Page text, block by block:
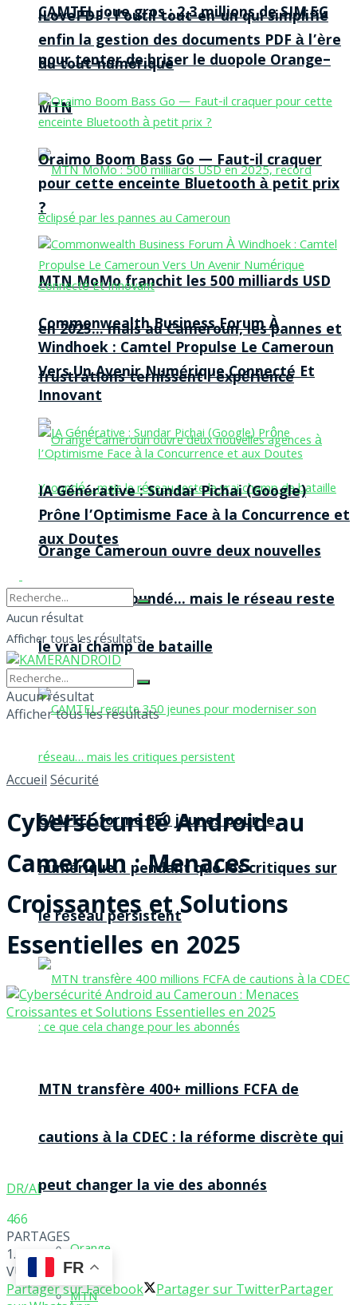
CAMTEL joue gros : 2,3 millions de SIM 5G
pour tenter de briser le duopole Orange–
MTN
MTN MoMo franchit les 500 milliards USD
en 2025… mais au Cameroun, les pannes et
frustrations ternissent l’expérience
Orange Cameroun ouvre deux nouvelles
agences à Yaoundé… mais le réseau reste
le vrai champ de bataille
CAMTEL forme 350 jeunes pour le
numérique… pendant que les critiques sur
le réseau persistent
MTN transfère 400+ millions FCFA de
cautions à la CDEC : la réforme discrète qui
peut changer la vie des abonnés
Orange
MTN
iLovePDF : l’outil tout-en-un qui simplifie
enfin la gestion des documents PDF à l’ère
du tout-numérique
Oraimo Boom Bass Go — Faut-il craquer
pour cette enceinte Bluetooth à petit prix
?
Commonwealth Business Forum À
Windhoek : Camtel Propulse Le Cameroun
Vers Un Avenir Numérique Connecté Et
Innovant
IA Générative : Sundar Pichai (Google)
Prône l’Optimisme Face à la Concurrence et
aux Doutes
Aucun résultat
Afficher tous les résultats
Aucun résultat
Afficher tous les résultats
Accueil Sécurité
Cybersécurité Android au
Cameroun : Menaces
Croissantes et Solutions
Essentielles en 2025
DR/AI
466
PARTAGES
1.5k
VUES
Partager sur Facebook
Partager sur TwitterPartager
FR